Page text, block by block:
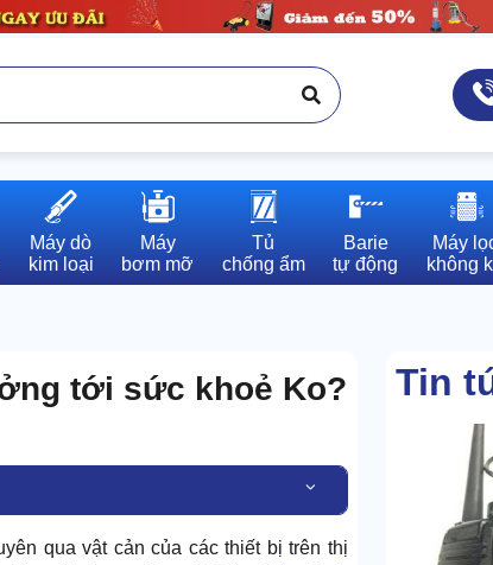
Máy dò
kim loại
Máy
bơm mỡ
Tủ
chống ẩm
Barie
tự động
Máy
không
tới sức khoẻ Ko?
qua vật cản của các thiết bị trên thị
Tin